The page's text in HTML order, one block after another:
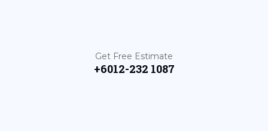
Get Free Estimate
+6012-232 1087